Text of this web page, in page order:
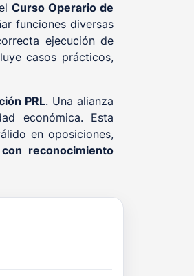
elCurso Operario de
funciones diversas
ejecución de
casos prácticos,
PRL. Una alianza
económica. Esta
en oposiciones,
reconocimiento